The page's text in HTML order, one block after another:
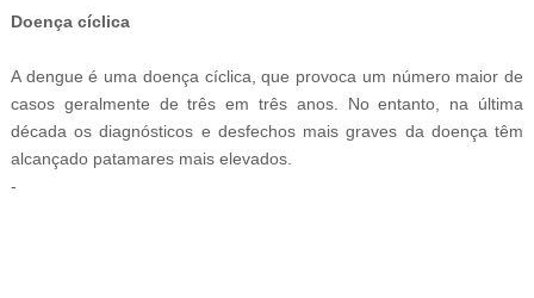
Doença cíclica
A dengue é uma doença cíclica, que provoca um número maior de
casos geralmente de três em três anos. No entanto, na última
década os diagnósticos e desfechos mais graves da doença têm
alcançado patamares mais elevados.
-